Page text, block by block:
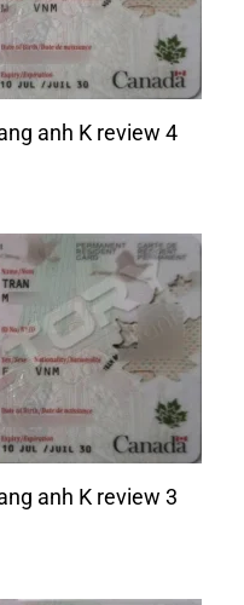
anh K review 4
anh K review 3